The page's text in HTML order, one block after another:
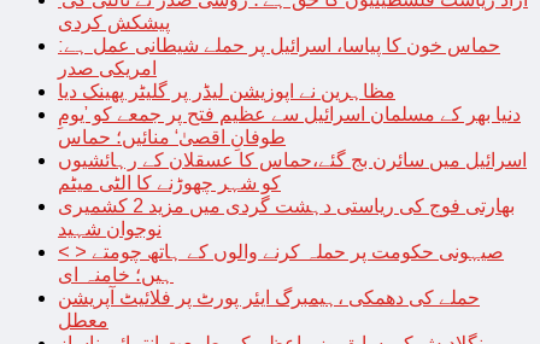
پیشکش کردی
حماس خون کا پیاسا، اسرائیل پر حملے شیطانی عمل ہے:
امریکی صدر
مظاہرین نے اپوزیشن لیڈر پر گلیٹر پھینک دیا
دنیا بھر کے مسلمان اسرائیل سے عظیم فتح پر جمعے کو ’یومِ
طوفانِ اقصیٰ‘ منائیں؛ حماس
اسرائیل میں سائرن بج گئے،حماس کا عسقلان کے رہائشیوں
کو شہر چھوڑنے کا الٹی میٹم
بھارتی فوج کی ریاستی دہشت گردی میں مزید 2 کشمیری
نوجوان شہید
< > صیہونی حکومت پر حملہ کرنے والوں کے ہاتھ چومتے
ہیں؛ خامنہ ای
حملے کی دھمکی ،ہیمبرگ ایئر پورٹ پر فلائیٹ آپریشن
معطل